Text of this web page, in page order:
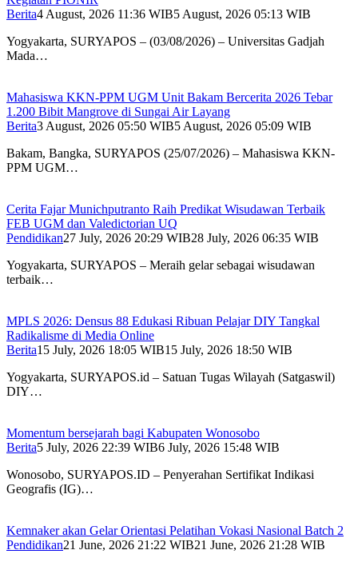
Berita4 August, 2026 11:36 WIB5 August, 2026 05:13 WIB
Yogyakarta, SURYAPOS – (03/08/2026) – Universitas Gadjah
Mada…
Mahasiswa KKN-PPM UGM Unit Bakam Bercerita 2026 Tebar
1.200 Bibit Mangrove di Sungai Air Layang
Berita3 August, 2026 05:50 WIB5 August, 2026 05:09 WIB
Bakam, Bangka, SURYAPOS (25/07/2026) – Mahasiswa KKN-
PPM UGM…
Cerita Fajar Munichputranto Raih Predikat Wisudawan Terbaik
FEB UGM dan Valedictorian UQ
Pendidikan27 July, 2026 20:29 WIB28 July, 2026 06:35 WIB
Yogyakarta, SURYAPOS – Meraih gelar sebagai wisudawan
terbaik…
MPLS 2026: Densus 88 Edukasi Ribuan Pelajar DIY Tangkal
Radikalisme di Media Online
Berita15 July, 2026 18:05 WIB15 July, 2026 18:50 WIB
Yogyakarta, SURYAPOS.id – Satuan Tugas Wilayah (Satgaswil)
DIY…
Momentum bersejarah bagi Kabupaten Wonosobo
Berita5 July, 2026 22:39 WIB6 July, 2026 15:48 WIB
Wonosobo, SURYAPOS.ID – Penyerahan Sertifikat Indikasi
Geografis (IG)…
Kemnaker akan Gelar Orientasi Pelatihan Vokasi Nasional Batch 2
Pendidikan21 June, 2026 21:22 WIB21 June, 2026 21:28 WIB